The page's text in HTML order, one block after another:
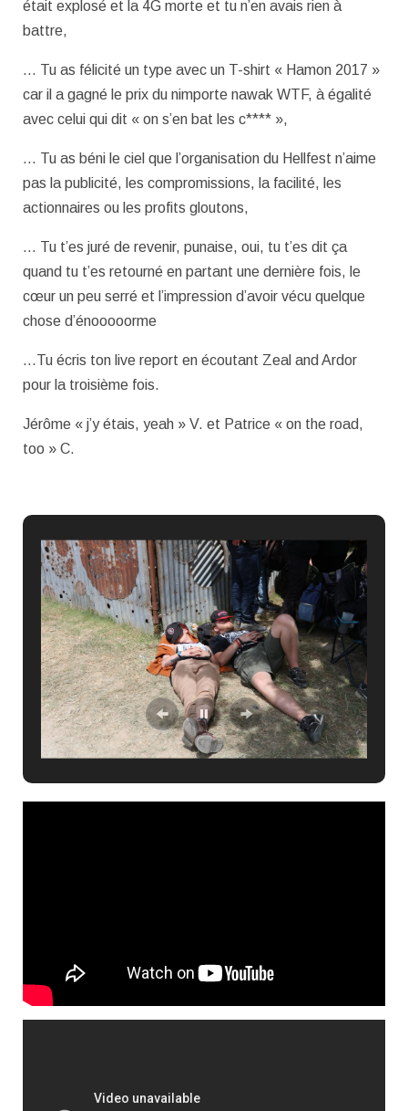
était explosé et la 4G morte et tu n’en avais rien à
battre,
… Tu as félicité un type avec un T-shirt « Hamon 2017 »
car il a gagné le prix du nimporte nawak WTF, à égalité
avec celui qui dit « on s’en bat les c**** »,
… Tu as béni le ciel que l’organisation du Hellfest n’aime
pas la publicité, les compromissions, la facilité, les
actionnaires ou les profits gloutons,
… Tu t’es juré de revenir, punaise, oui, tu t’es dit ça
quand tu t’es retourné en partant une dernière fois, le
cœur un peu serré et l’impression d’avoir vécu quelque
chose d’énooooorme
…Tu écris ton live report en écoutant Zeal and Ardor
pour la troisième fois.
Jérôme « j’y étais, yeah » V. et Patrice « on the road,
too » C.